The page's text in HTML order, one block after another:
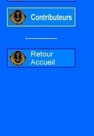
-----------